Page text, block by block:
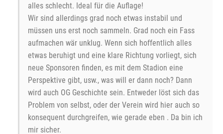
alles schlecht. Ideal für die Auflage!
Wir sind allerdings grad noch etwas instabil und
müssen uns erst noch sammeln. Grad noch ein Fass
aufmachen wär unklug. Wenn sich hoffentlich alles
etwas beruhigt und eine klare Richtung vorliegt, sich
neue Sponsoren finden, es mit dem Stadion eine
Perspektive gibt, usw., was will er dann noch? Dann
wird auch OG Geschichte sein. Entweder löst sich das
Problem von selbst, oder der Verein wird hier auch so
konsequent durchgreifen, wie gerade eben . Da bin ich
mir sicher.